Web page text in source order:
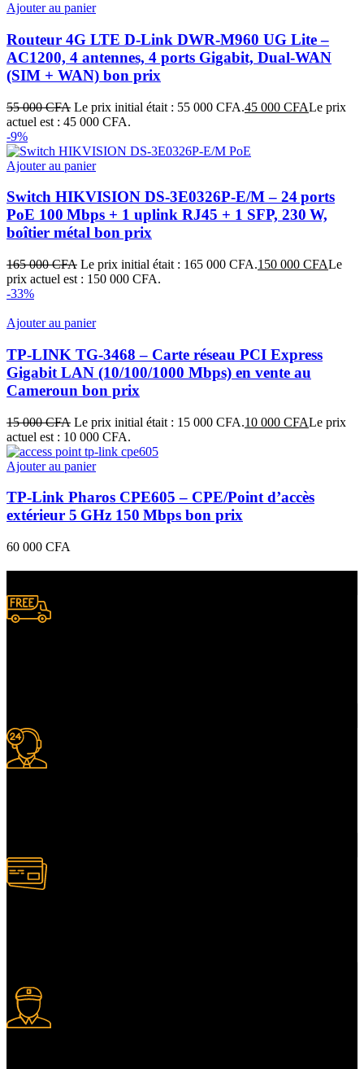
Ajouter au panier
Routeur 4G LTE D-Link DWR-M960 UG Lite –
AC1200, 4 antennes, 4 ports Gigabit, Dual-WAN
(SIM + WAN) bon prix
55 000CFA Le prix initial était : 55 000 CFA.45 000 CFALe prix
actuel est : 45 000 CFA.
-9%
Ajouter au panier
Switch HIKVISION DS‑3E0326P‑E/M – 24 ports
PoE 100 Mbps + 1 uplink RJ45 + 1 SFP, 230 W,
boîtier métal bon prix
165 000CFA Le prix initial était : 165 000 CFA.150 000 CFALe
prix actuel est : 150 000 CFA.
-33%
Ajouter au panier
TP-LINK TG-3468 – Carte réseau PCI Express
Gigabit LAN (10/100/1000 Mbps) en vente au
Cameroun bon prix
15 000CFA Le prix initial était : 15 000 CFA.10 000 CFALe prix
actuel est : 10 000 CFA.
Ajouter au panier
TP‑Link Pharos CPE605 – CPE/Point d’accès
extérieur 5 GHz 150 Mbps bon prix
60 000 CFA